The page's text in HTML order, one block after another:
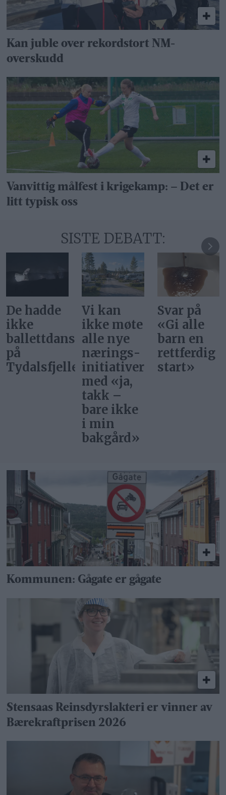
Kan juble over rekordstort NM-
overskudd
Vanvittig målfest i krigekamp: – Det er
litt typisk oss
SISTE DEBATT:
Vi kan
ikke møte
alle nye
nærings­
initiativer
Svar på
«Gi alle
barn en
rettferdig
start»
Ønsker vi
at
bor i
Norge?
Kommunen: Gågate er gågate
Stensaas Reinsdyrslakteri er vinner av
Bærekraftprisen 2026